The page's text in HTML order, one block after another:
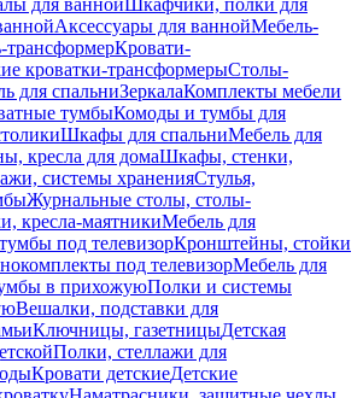
для ваннойШкафчики, полки для
Аксессуары для ваннойМебель-
трансформерКровати-
кроватки-трансформерыСтолы-
для спальниЗеркалаКомплекты мебели
тумбыКомоды и тумбы для
Шкафы для спальниМебель для
кресла для домаШкафы, стенки,
системы храненияСтулья,
Журнальные столы, столы-
кресла-маятникиМебель для
под телевизорКронштейны, стойки
под телевизорМебель для
в прихожуюПолки и системы
Вешалки, подставки для
Ключницы, газетницыДетская
Полки, стеллажи для
Кровати детскиеДетские